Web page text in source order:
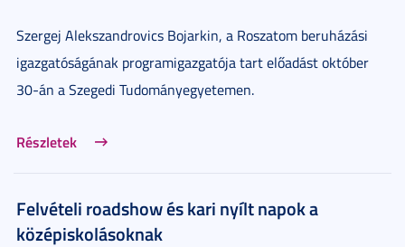
Szergej Alekszandrovics Bojarkin, a Roszatom beruházási
igazgatóságának programigazgatója tart előadást október
30-án a Szegedi Tudományegyetemen.
Részletek
Felvételi roadshow és kari nyílt napok a
középiskolásoknak